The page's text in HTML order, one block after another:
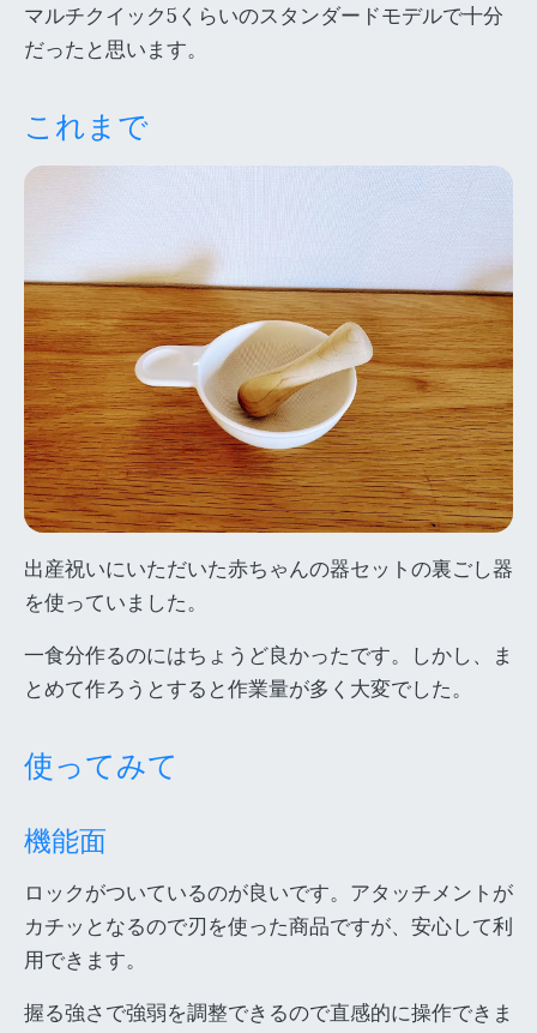
マルチクイック5くらいのスタンダードモデルで十分
だったと思います。
これまで
出産祝いにいただいた赤ちゃんの器セットの裏ごし器
を使っていました。
一食分作るのにはちょうど良かったです。しかし、ま
とめて作ろうとすると作業量が多く大変でした。
使ってみて
機能面
ロックがついているのが良いです。アタッチメントが
カチッとなるので刃を使った商品ですが、安心して利
用できます。
握る強さで強弱を調整できるので直感的に操作できま